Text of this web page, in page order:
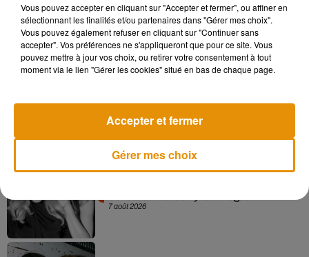
pour renforcer notre santé mentale. Ainsi, la prochaine fois
que vous aurez l’occasion d’offrir ou de recevoir une étreinte,
souvenez-vous : ce geste naturel ne réchauffe pas
seulement le cœur, il aide aussi le cerveau et l’esprit.
Musique
7 août 2026
Vous pouvez accepter en cliquant sur "Accepter et fermer", ou affiner en
sélectionnant les finalités et/ou partenaires dans "Gérer mes choix".
Vous pouvez également refuser en cliquant sur "Continuer sans
accepter". Vos préférences ne s'appliqueront que pour ce site. Vous
pouvez mettre à jour vos choix, ou retirer votre consentement à tout
moment via le lien "Gérer les cookies" situé en bas de chaque page.
Gérer mes choix
Accepter et fermer